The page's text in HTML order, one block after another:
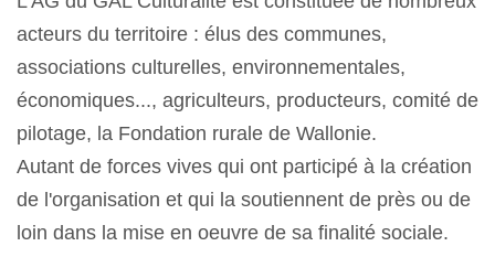
acteurs du territoire : élus des communes,
associations culturelles, environnementales,
économiques..., agriculteurs, producteurs, comité de
pilotage, la Fondation rurale de Wallonie.
Autant de forces vives qui ont participé à la création
de l'organisation et qui la soutiennent de près ou de
loin dans la mise en oeuvre de sa finalité sociale.